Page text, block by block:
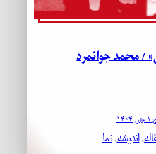
/ محمد جوانمرد
, اندیشه, نما